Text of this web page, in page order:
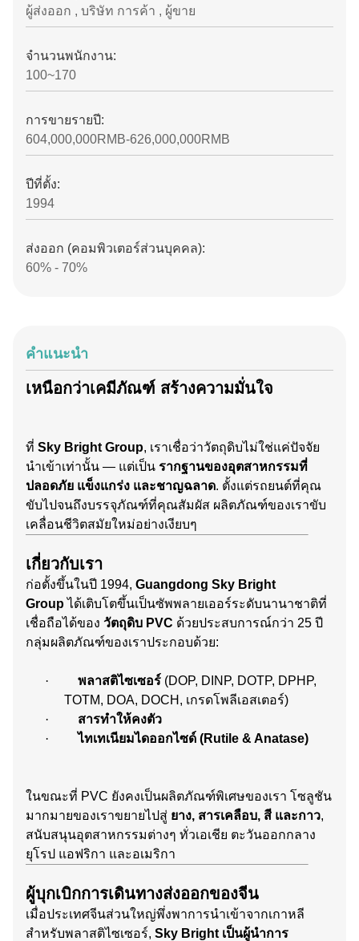
ผู้ส่งออก , บริษัท การค้า , ผู้ขาย
จํานวนพนักงาน:
100~170
การขายรายปี:
604,000,000RMB-626,000,000RMB
ปีที่ตั้ง:
1994
ส่งออก (คอมพิวเตอร์ส่วนบุคคล):
60% - 70%
คําแนะนํา
เหนือกว่าเคมีภัณฑ์ สร้างความมั่นใจ
ที่ Sky Bright Group, เราเชื่อว่าวัตถุดิบไม่ใช่แค่ปัจจัย
นำเข้าเท่านั้น — แต่เป็น รากฐานของอุตสาหกรรมที่
ปลอดภัย แข็งแกร่ง และชาญฉลาด. ตั้งแต่รถยนต์ที่คุณ
ขับไปจนถึงบรรจุภัณฑ์ที่คุณสัมผัส ผลิตภัณฑ์ของเราขับ
เคลื่อนชีวิตสมัยใหม่อย่างเงียบๆ
เกี่ยวกับเรา
ก่อตั้งขึ้นในปี 1994, Guangdong Sky Bright
Group ได้เติบโตขึ้นเป็นซัพพลายเออร์ระดับนานาชาติที่
เชื่อถือได้ของ วัตถุดิบ PVC ด้วยประสบการณ์กว่า 25 ปี
กลุ่มผลิตภัณฑ์ของเราประกอบด้วย:
· พลาสติไซเซอร์ (DOP, DINP, DOTP, DPHP,
TOTM, DOA, DOCH, เกรดโพลีเอสเตอร์)
·
สารทำให้คงตัว
·
ไทเทเนียมไดออกไซด์ (Rutile & Anatase)
ในขณะที่ PVC ยังคงเป็นผลิตภัณฑ์พิเศษของเรา โซลูชัน
มากมายของเราขยายไปสู่ ยาง, สารเคลือบ, สี และกาว,
สนับสนุนอุตสาหกรรมต่างๆ ทั่วเอเชีย ตะวันออกกลาง
ยุโรป แอฟริกา และอเมริกา
ผู้บุกเบิกการเดินทางส่งออกของจีน
เมื่อประเทศจีนส่วนใหญ่พึ่งพาการนำเข้าจากเกาหลี
สำหรับพลาสติไซเซอร์, Sky Bright เป็นผู้นำการ